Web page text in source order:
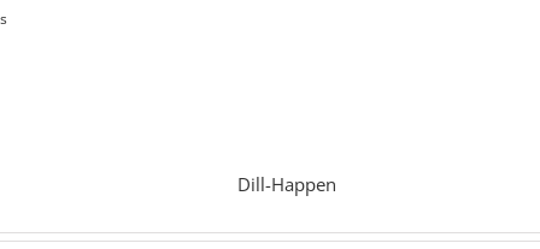
Dill-Happen